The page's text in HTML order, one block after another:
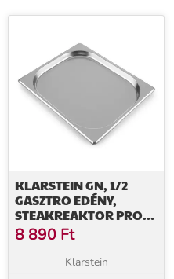
KLARSTEIN GN, 1/2
GASZTRO EDÉNY,
STEAKREAKTOR PRO
GRILLHEZ,
ROZSDAMENTES ACÉL
8 890 Ft
Klarstein